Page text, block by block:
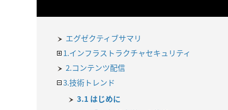
エグゼクティブサマリ
1.インフラストラクチャセキュリティ
2.コンテンツ配信
3.技術トレンド
3.1 はじめに